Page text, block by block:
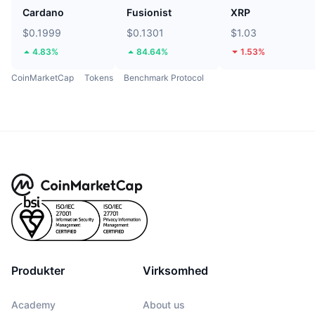
Cardano
$0.1999
4.83%
Fusionist
$0.1301
84.64%
XRP
$1.03
1.53%
CoinMarketCap Tokens Benchmark Protocol
Produkter
Academy
Virksomhed
About us